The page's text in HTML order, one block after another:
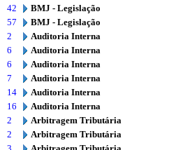
42
BMJ - Legislação
57
BMJ - Legislação
2
Auditoria Interna
6
Auditoria Interna
6
Auditoria Interna
7
Auditoria Interna
14
Auditoria Interna
16
Auditoria Interna
2
Arbitragem Tributária
2
Arbitragem Tributária